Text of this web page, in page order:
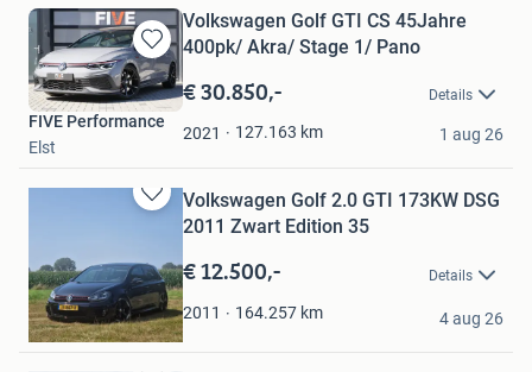
Bewaren
in
Mijn
Favorieten
Volkswagen Golf GTI CS 45Jahre
400pk/ Akra/ Stage 1/ Pano
€ 30.850,- Details
2021 127.163 km
FIVE Performance
Elst
1 aug 26
Bewaren
Favorieten
Volkswagen Golf 2.0 GTI 173KW DSG
2011 Zwart Edition 35
€ 12.500,- Details
2011 164.257 km
Wesley Staal
Winschoten
4 aug 26